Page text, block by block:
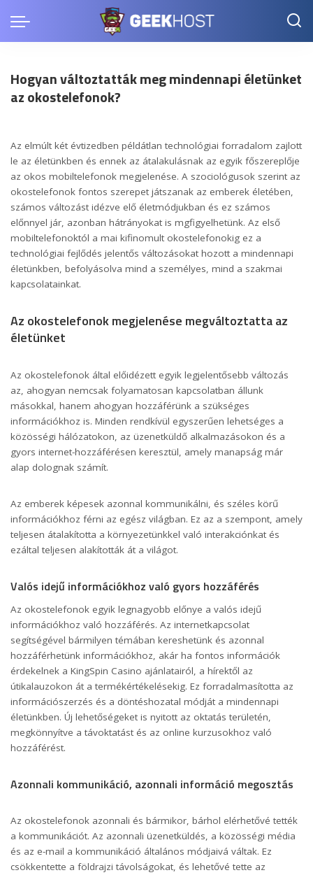
Hogyan változtatták meg mindennapi életünket
az okostelefonok?
Az elmúlt két évtizedben példátlan technológiai forradalom zajlott
le az életünkben és ennek az átalakulásnak az egyik főszereplője
az okos mobiltelefonok megjelenése. A szociológusok szerint az
okostelefonok fontos szerepet játszanak az emberek életében,
számos változást idézve elő életmódjukban és ez számos
előnnyel jár, azonban hátrányokat is mgfigyelhetünk. Az első
mobiltelefonoktól a mai kifinomult okostelefonokig ez a
technológiai fejlődés jelentős változásokat hozott a mindennapi
életünkben, befolyásolva mind a személyes, mind a szakmai
kapcsolatainkat.
Az okostelefonok megjelenése megváltoztatta az
életünket
Az okostelefonok által előidézett egyik legjelentősebb változás
az, ahogyan nemcsak folyamatosan kapcsolatban állunk
másokkal, hanem ahogyan hozzáférünk a szükséges
információkhoz is. Minden rendkívül egyszerűen lehetséges a
közösségi hálózatokon, az üzenetküldő alkalmazásokon és a
gyors internet-hozzáférésen keresztül, amely manapság már
alap dolognak számít.
Az emberek képesek azonnal kommunikálni, és széles körű
információkhoz férni az egész világban. Ez az a szempont, amely
teljesen átalakította a környezetünkkel való interakciónkat és
ezáltal teljesen alakították át a világot.
Valós idejű információkhoz való gyors hozzáférés
Az okostelefonok egyik legnagyobb előnye a valós idejű
információkhoz való hozzáférés. Az internetkapcsolat
segítségével bármilyen témában kereshetünk és azonnal
hozzáférhetünk információkhoz, akár ha fontos információk
érdekelnek a KingSpin Casino ajánlatairól, a hírektől az
útikalauzokon át a termékértékelésekig. Ez forradalmasította az
információszerzés és a döntéshozatal módját a mindennapi
életünkben. Új lehetőségeket is nyitott az oktatás területén,
megkönnyítve a távoktatást és az online kurzusokhoz való
hozzáférést.
Azonnali kommunikáció, azonnali információ megosztás
Az okostelefonok azonnali és bármikor, bárhol elérhetővé tették
a kommunikációt. Az azonnali üzenetküldés, a közösségi média
és az e-mail a kommunikáció általános módjaivá váltak. Ez
csökkentette a földrajzi távolságokat, és lehetővé tette az